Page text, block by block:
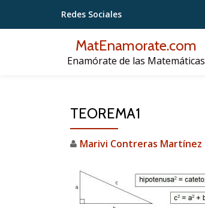
Saltar
Redes Sociales
MatEnamorate.com
Enamórate de las Matemáticas
TEOREMA1
Marivi Contreras Martínez